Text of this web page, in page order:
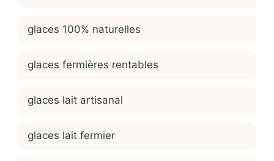
glaces 100% naturelles
glaces fermières rentables
glaces lait artisanal
glaces lait fermier